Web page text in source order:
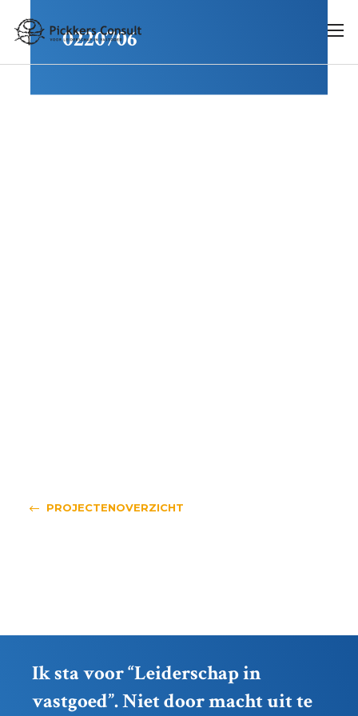
0220706
PROJECTENOVERZICHT
Ik sta voor “Leiderschap in
vastgoed”. Niet door macht uit te